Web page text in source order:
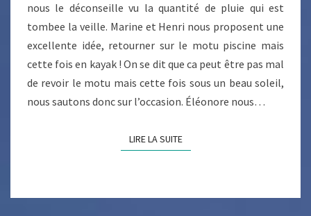
nous le déconseille vu la quantité de pluie qui est
tombee la veille. Marine et Henri nous proposent une
excellente idée, retourner sur le motu piscine mais
cette fois en kayak ! On se dit que ca peut être pas mal
de revoir le motu mais cette fois sous un beau soleil,
nous sautons donc sur l’occasion. Éléonore nous…
LIRE LA SUITELIRE LA SUITE